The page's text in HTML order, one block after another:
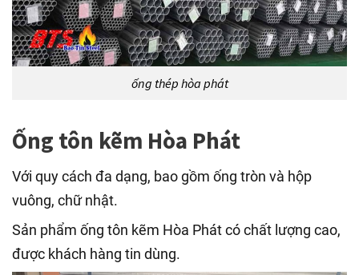
ống thép hòa phát
Ống tôn kẽm Hòa Phát
Với quy cách đa dạng, bao gồm ống tròn và hộp
vuông, chữ nhật.
Sản phẩm ống tôn kẽm Hòa Phát có chất lượng cao,
được khách hàng tin dùng.